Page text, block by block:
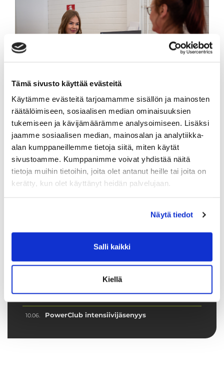
Tämä sivusto käyttää evästeitä
Käytämme evästeitä tarjoamamme sisällön ja mainosten
räätälöimiseen, sosiaalisen median ominaisuuksien
tukemiseen ja kävijämäärämme analysoimiseen. Lisäksi
jaamme sosiaalisen median, mainosalan ja analytiikka-
alan kumppaneillemme tietoja siitä, miten käytät
sivustoamme. Kumppanimme voivat yhdistää näitä
tietoja muihin tietoihin, joita olet antanut heille tai joita on
kerätty, kun olet käyttänyt heidän palvelujaan.
Näytä tiedot
Salli kaikki
Kiellä
Asiakaspalvelun palautelomake
Miten voisimme parantaa palvelua? Anna
palautetta täyttämällä lomake.
Lue lisää
10.06. PowerClub intensiivijäsenyys